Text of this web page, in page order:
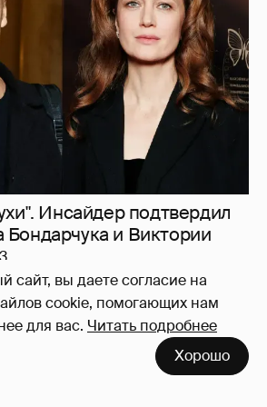
сайт, вы даете согласие на
cookie, помогающих нам
для вас. Читать подробнее
Хорошо
Инсайдер подтвердил
и Виктории